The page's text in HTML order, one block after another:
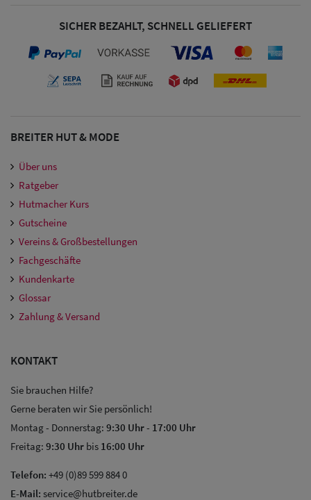
Damen
& Visoren
Snapback Caps
Damen Caps
Großgrößen
(63-65 cm)
SICHER BEZAHLT, SCHNELL GELIEFERT
BREITER HUT & MODE
Über uns
Ratgeber
Hutmacher Kurs
Gutscheine
Vereins & Großbestellungen
Fachgeschäfte
Kundenkarte
Glossar
Zahlung & Versand
KONTAKT
Sie brauchen Hilfe?
Gerne beraten wir Sie persönlich!
Montag - Donnerstag: 9:30 Uhr- 17:00 Uhr
Freitag: 9:30 Uhr bis 16:00 Uhr
Telefon: +49 (0)89 599 884 0
E-Mail: service@hutbreiter.de